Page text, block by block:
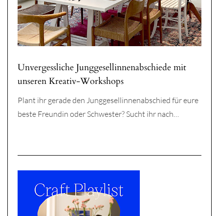
Unvergessliche Junggesellinnenabschiede mit
unseren Kreativ-Workshops
Plant ihr gerade den Junggesellinnenabschied für eure
beste Freundin oder Schwester? Sucht ihr nach…